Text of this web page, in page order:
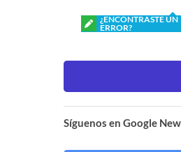
¿ENCONTRASTE UN
ERROR?
Síguenos en Google